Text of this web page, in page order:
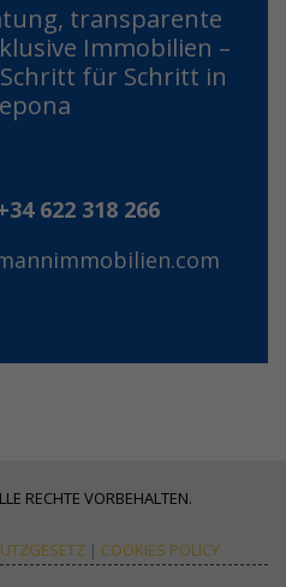
transparente
Immobilien –
für Schritt in
622 318 266
RECHTE VORBEHALTEN.
| COOKIES POLICY